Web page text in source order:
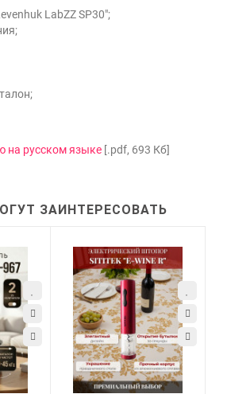
LabZZ SP30";
на русском языке [.pdf, 693 Кб]
ЗАИНТЕРЕСОВАТЬ